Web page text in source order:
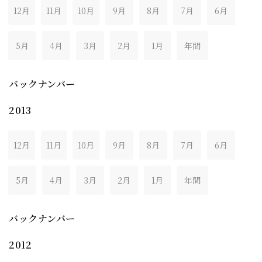
12月 11月 10月 9月 8月 7月 6月
5月 4月 3月 2月 1月 年間
バックナンバー
2013
12月 11月 10月 9月 8月 7月 6月
5月 4月 3月 2月 1月 年間
バックナンバー
2012